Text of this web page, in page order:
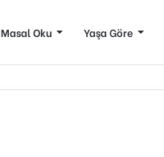
Masal Oku Yaşa Göre